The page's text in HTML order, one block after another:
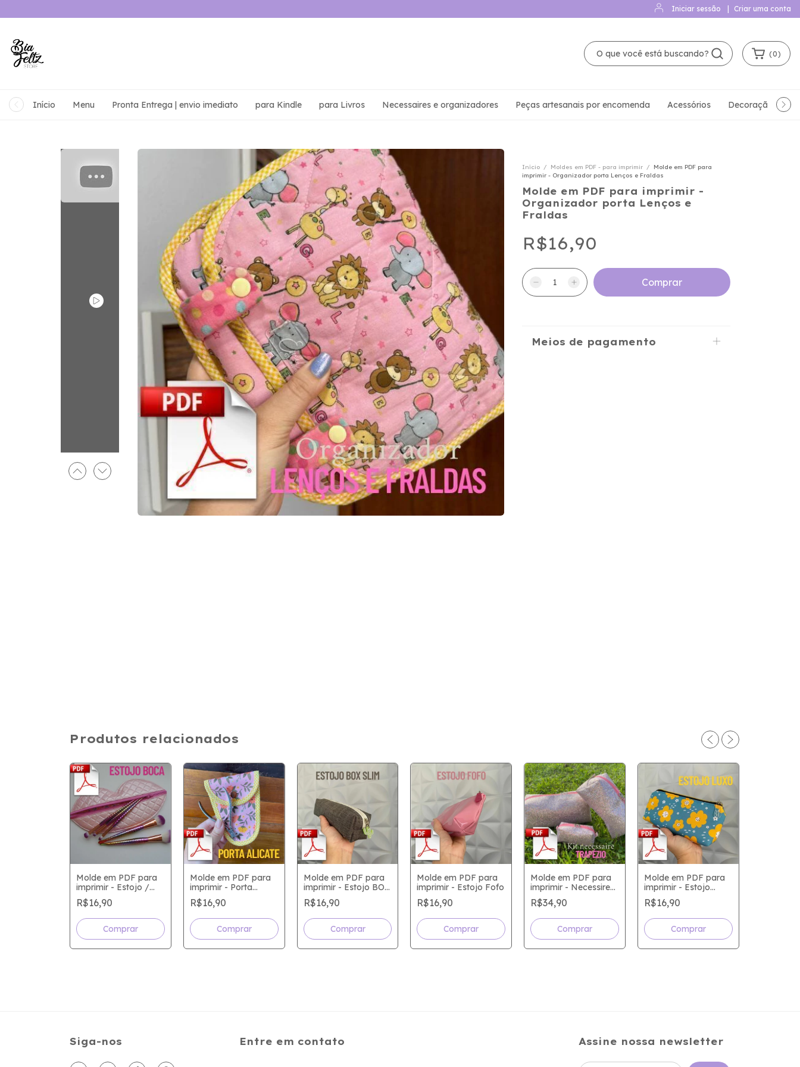
Iniciar sessão Criar uma conta
(0)
Início Menu Pronta Entrega | envio imediato para Kindle para Livros Necessaires e organizadores Peças artesanais por encomenda Acessórios Decoração
Início / Moldes em PDF - para imprimir /
Molde em PDF para
imprimir - Organizador porta Lenços e Fraldas
Molde em PDF para imprimir -
Organizador porta Lenços e
Fraldas
R$16,90
Meios de pagamento
Produtos relacionados
Molde em PDF para
imprimir - Estojo /
Necessaire Boca
R$16,90
Molde em PDF para
imprimir - Porta
Alicate ou tesourinha
+ Necessaire Meia
Lua
R$16,90
Molde em PDF para
imprimir - Estojo BOx
Slim
R$16,90
Molde em PDF para
imprimir - Estojo Fofo
R$16,90
Molde em PDF para
imprimir - Necessire
TRAPÉZIO
R$34,90
Molde em PDF para
imprimir - Estojo
Luxo
R$16,90
Siga-nos Entre em contato Assine nossa newsletter